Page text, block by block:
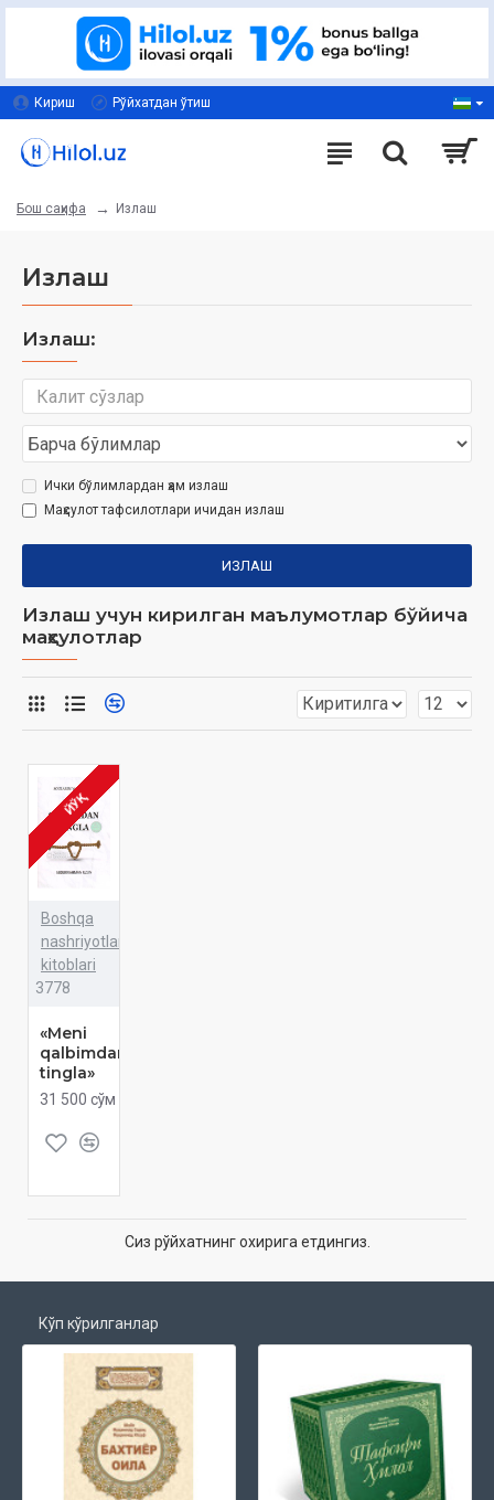
Кириш Рўйхатдан ўтиш
Бош саҳифа Излаш
Излаш
Излаш:
Ички бўлимлардан ҳам излаш
Маҳсулот тафсилотлари ичидан излаш
ИЗЛАШ
Излаш учун кирилган маълумотлар бўйича
маҳсулотлар
ЙЎҚ
Boshqa
nashriyotlar
kitoblari
3778
«Meni
qalbimdan
tingla»
31 500 сўм
Сиз рўйхатнинг охирига етдингиз.
Кўп кўрилганлар